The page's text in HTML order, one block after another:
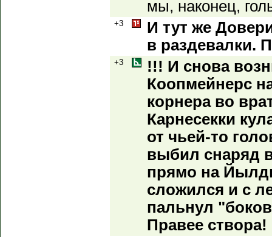
мы, наконец,
+3
И тут же
в раздевалки.
+3
!!! И снова
Коопмейнерс
корнера во
Карнесекки
от чьей-то
выбил снаряд
прямо на
сложился и с
пальнул
Правее створа!